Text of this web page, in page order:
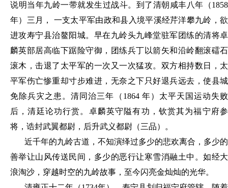
说明当年九岭一带就发生过战斗。到了清朝咸丰八年（1858
年）三月， 一支太平军由政和县入境平溪经芹洋攀九岭，欲
进攻寿宁县治鳌阳城。早在九岭头九峰堂驻军团练的清将卓
麟英部居高临下踞险守御，团练兵丁以箭矢和沿岭翻滚礌石
滚木，击退了太平军的一次又一次猛攻。双方相持数日，太
平军伤亡惨重却寸步难进，无奈之下只好退兵远去，使县城
免除兵灾之患。清同治三年（1864 年）太平天国运动失败
后，清廷论功行赏。卓麟英守隘有功，钦赏其为福宁府参
将，诰封武翼都尉，后升武义都尉（三品）
。
近千年的九岭古道，不知演绎过多少的悲欢离合，多少的
善举让山风传送民间，多少的恶行让寒雪消融土中。如经大
浪淘沙，穿越时空的九岭故事，至今闪亮金灿灿的光华。